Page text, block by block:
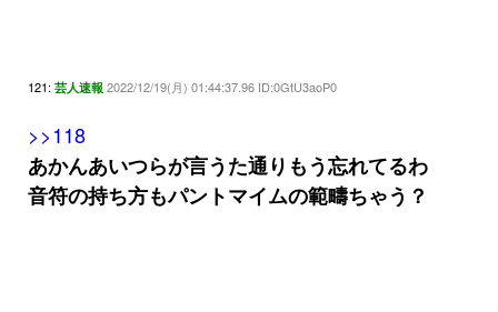
121: 芸人速報 2022/12/19(月) 01:44:37.96 ID:0GtU3aoP0
>>118
あかんあいつらが言うた通りもう忘れてるわ
音符の持ち方もパントマイムの範疇ちゃう？